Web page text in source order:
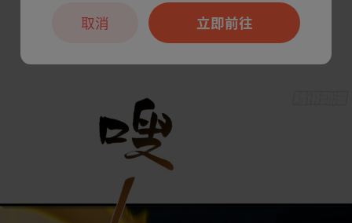
立即前往
取消